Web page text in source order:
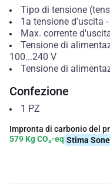
Tipo di tensione
1a tensione d'uscita -
Max. corrente
Tensione di
100...240 V
Tensione di
Confezione
1 PZ
Impronta di carbonio del
579 Kg CO₂-eq Stima